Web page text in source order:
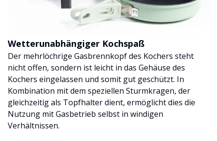
Wetterunabhängiger Kochspaß
Der mehrlöchrige Gasbrennkopf des Kochers steht
nicht offen, sondern ist leicht in das Gehäuse des
Kochers eingelassen und somit gut geschützt. In
Kombination mit dem speziellen Sturmkragen, der
gleichzeitig als Topfhalter dient, ermöglicht dies die
Nutzung mit Gasbetrieb selbst in windigen
Verhältnissen.